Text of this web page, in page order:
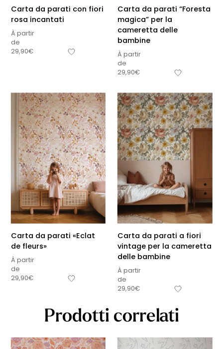
Carta da parati con fiori
rosa incantati
À partir
de
29,90€
Carta da parati “Foresta
magica” per la
cameretta delle
bambine
À partir
de
29,90€
Carta da parati «Eclat
de fleurs»
À partir
de
29,90€
Carta da parati a fiori
vintage per la cameretta
delle bambine
À partir
de
29,90€
Prodotti correlati